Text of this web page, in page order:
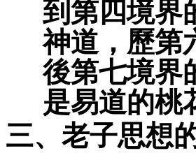
到第四境界
神道，歷第
後第七境界
是易道的桃
三、老子思想